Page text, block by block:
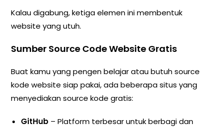
Kalau digabung, ketiga elemen ini membentuk
website yang utuh.
Sumber Source Code Website Gratis
Buat kamu yang pengen belajar atau butuh source
kode website siap pakai, ada beberapa situs yang
menyediakan source kode gratis:
GitHub – Platform terbesar untuk berbagi dan